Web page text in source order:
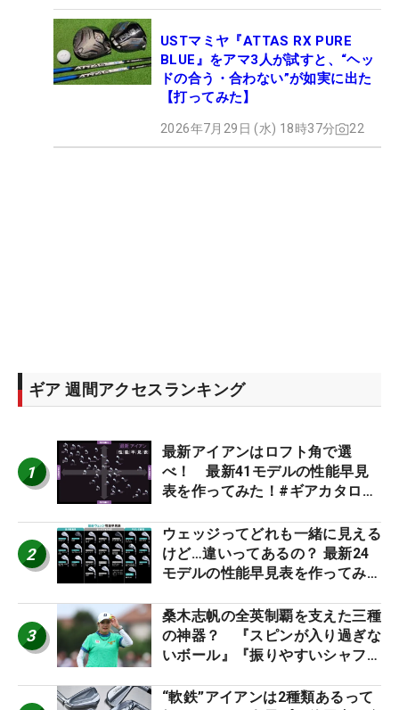
USTマミヤ『ATTAS RX PURE
BLUE』をアマ3人が試すと、“ヘッ
ドの合う・合わない”が如実に出た
【打ってみた】
2026年7月29日 (水) 18時37分 22
ギア 週間アクセスランキング
1
最新アイアンはロフト角で選
べ！ 最新41モデルの性能早見
表を作ってみた！#ギアカタログ
2
ウェッジってどれも一緒に見える
けど…違いってあるの？ 最新24
モデルの性能早見表を作ってみ
3
桑木志帆の全英制覇を支えた三種
の神器？ 『スピンが入り過ぎな
いボール』『振りやすいシャフ
ー』 #女子プロセッティング
“軟鉄”アイアンは2種類あるって